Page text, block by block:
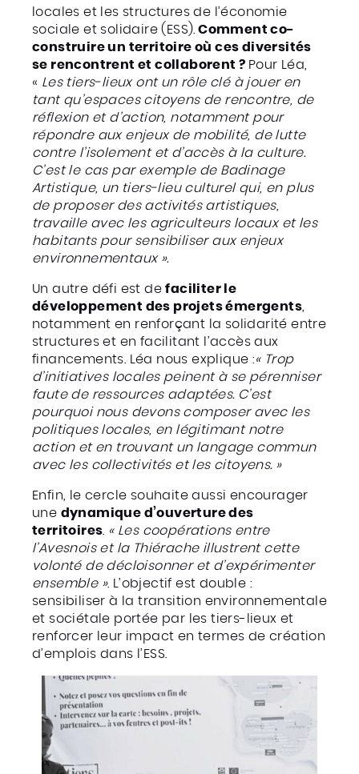
locales et les structures de l’économie
sociale et solidaire (ESS). Comment co-
construire un territoire où ces diversités
se rencontrent et collaborent ? Pour Léa,
« Les tiers-lieux ont un rôle clé à jouer en
tant qu’espaces citoyens de rencontre, de
réflexion et d’action, notamment pour
répondre aux enjeux de mobilité, de lutte
contre l’isolement et d’accès à la culture.
C’est le cas par exemple de Badinage
Artistique, un tiers-lieu culturel qui, en plus
de proposer des activités artistiques,
travaille avec les agriculteurs locaux et les
habitants pour sensibiliser aux enjeux
environnementaux ».
Un autre défi est defaciliter le
développement des projets émergents
notamment en renforçant la solidarité entre
structures et en facilitant l’accès aux
financements. Léa nous explique :« Trop
d’initiatives locales peinent à se pérenniser
faute de ressources adaptées. C’est
pourquoi nous devons composer avec les
politiques locales, en légitimant notre
action et en trouvant un langage commun
avec les collectivités et les citoyens. »
Enfin, le cercle souhaite aussi encourager
une dynamique d’ouverture des
territoires « Les coopérations entre
l’Avesnois et la Thiérache illustrent cette
volonté de décloisonner et d’expérimenter
ensemble ». L’objectif est double :
sensibiliser à la transition environnementale
et sociétale portée par les tiers-lieux et
renforcer leur impact en termes de création
d’emplois dans l’ESS.